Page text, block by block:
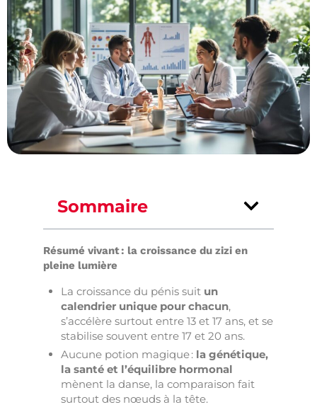
Sommaire
Résumé vivant : la croissance du zizi en
pleine lumière
La croissance du pénis suit un
calendrier unique pour chacun,
s’accélère surtout entre 13 et 17 ans, et se
stabilise souvent entre 17 et 20 ans.
Aucune potion magique : la génétique,
la santé et l’équilibre hormonal
mènent la danse, la comparaison fait
surtout des nœuds à la tête.